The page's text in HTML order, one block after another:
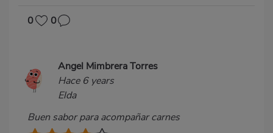
0 0
Angel Mimbrera Torres
Hace 6 years
Elda
Buen sabor para acompañar carnes